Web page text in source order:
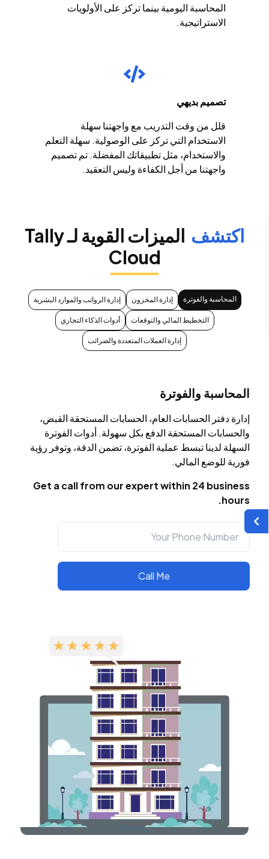
المحاسبة اليومية بينما تركز على الأولويات
الاستراتيجية.
تصميم بديهي
قلل من وقت التدريب مع واجهتنا سهلة
الاستخدام التي تركز على الوصولية. سهلة التعلم
والاستخدام، مثل تطبيقاتك المفضلة. تم تصميم
واجهتنا من أجل الكفاءة وليس التعقيد.
اكتشف
الميزات القوية لـ Tally
Cloud
المحاسبة والفوترة إدارة المخزون إدارة الرواتب والموارد البشرية
التخطيط المالي والتوقعات أدوات الذكاء التجاري
إدارة العملات المتعددة والضرائب
المحاسبة والفوترة
إدارة دفتر الحسابات العام، الحسابات المستحقة القبض،
والحسابات المستحقة الدفع بكل سهولة. أدوات الفوترة
السهلة لدينا تبسط عملية الفوترة، تضمن الدقة، وتوفر رؤية
فورية للوضع المالي.
Get a call from our expert within 24 business
hours.
Call Me